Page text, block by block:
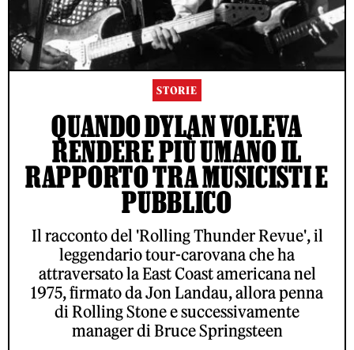
STORIE
QUANDO DYLAN VOLEVA
RENDERE PIÙ UMANO IL
RAPPORTO TRA MUSICISTI E
PUBBLICO
Il racconto del 'Rolling Thunder Revue', il
leggendario tour-carovana che ha
attraversato la East Coast americana nel
1975, firmato da Jon Landau, allora penna
di Rolling Stone e successivamente
manager di Bruce Springsteen